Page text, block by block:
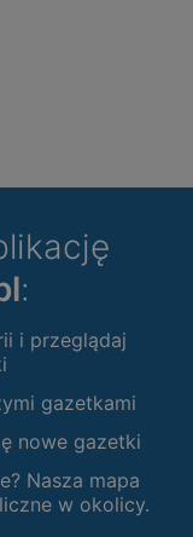
:
i przeglądaj
gazetkami
nowe gazetki
Nasza mapa
w okolicy.